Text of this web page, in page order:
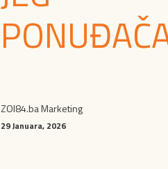
ZOI84.ba Marketing
29 Januara, 2026